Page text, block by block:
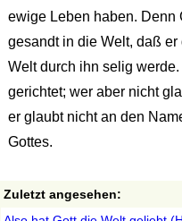
ewige Leben haben. Denn
gesandt in die Welt, daß
Welt durch ihn selig
gerichtet; wer aber nicht
er glaubt nicht an den
Gottes.
Zuletzt angesehen: